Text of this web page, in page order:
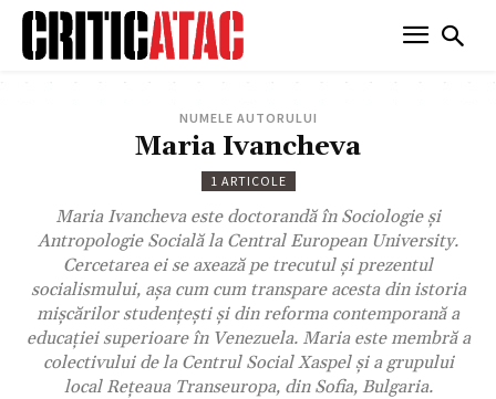
NUMELE AUTORULUI
Maria Ivancheva
1 ARTICOLE
Maria Ivancheva este doctorandă în Sociologie şi
Antropologie Socială la Central European University.
Cercetarea ei se axează pe trecutul şi prezentul
socialismului, aşa cum cum transpare acesta din istoria
mişcărilor studenţeşti şi din reforma contemporană a
educaţiei superioare în Venezuela. Maria este membră a
colectivului de la Centrul Social Xaspel şi a grupului
local Reţeaua Transeuropa, din Sofia, Bulgaria.